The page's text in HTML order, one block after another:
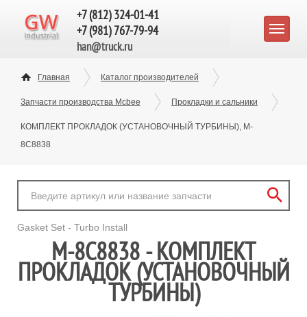
+7 (812) 324-01-41
+7 (981) 767-79-94
han@truck.ru
Главная Каталог производителей
Запчасти производства Mcbee Прокладки и сальники
КОМПЛЕКТ ПРОКЛАДОК (УСТАНОВОЧНЫЙ ТУРБИНЫ), M-
8C8838
Gasket Set - Turbo Install
M-8C8838 - КОМПЛЕКТ
ПРОКЛАДОК (УСТАНОВОЧНЫЙ
ТУРБИНЫ)